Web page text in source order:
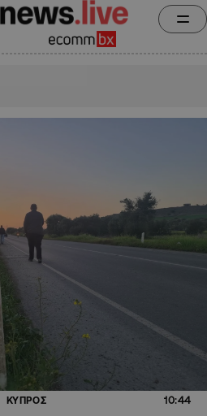
ΚΥΠΡΟΣ 10:44